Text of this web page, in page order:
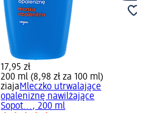
17,95 zł
200 ml (8,98 zł za 100 ml)
ziajaMleczko utrwalające
opaleniznę nawilżające
Sopot..., 200 ml